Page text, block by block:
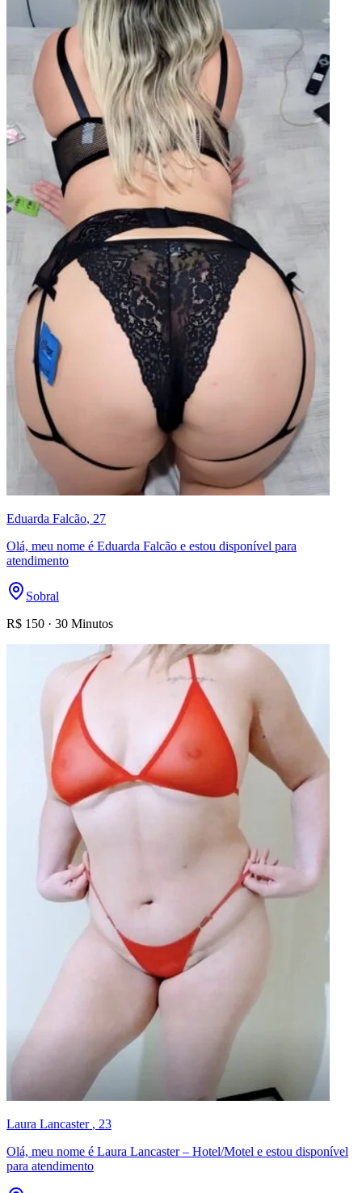
Eduarda Falcão, 27
Olá, meu nome é Eduarda Falcão e estou disponível para
atendimento
Sobral
R$ 150 · 30 Minutos
Laura Lancaster , 23
Olá, meu nome é Laura Lancaster – Hotel/Motel e estou disponível
para atendimento